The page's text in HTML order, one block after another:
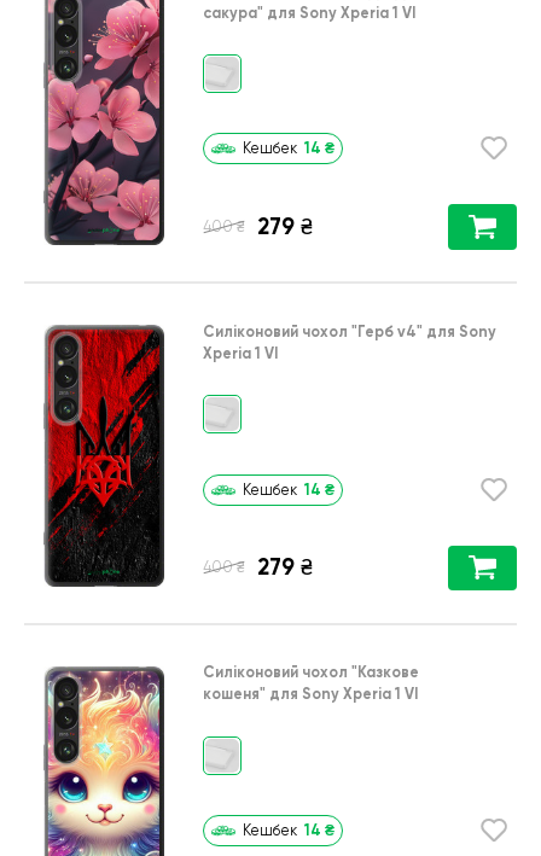
сакура" для Sony Xperia 1 VI
Кешбек 14 ₴
400 ₴ 279 ₴
Силіконовий чохол "Герб v4" для Sony
Xperia 1 VI
Кешбек 14 ₴
400 ₴ 279 ₴
Силіконовий чохол "Казкове
кошеня" для Sony Xperia 1 VI
Кешбек 14 ₴